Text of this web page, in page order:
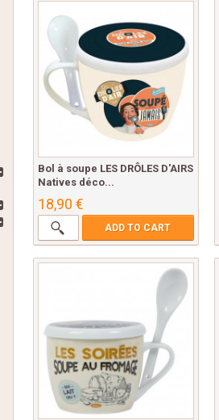
Bol à soupe LES DRÔLES D'AIRS
Natives déco...
18,90 €
ADD TO CART